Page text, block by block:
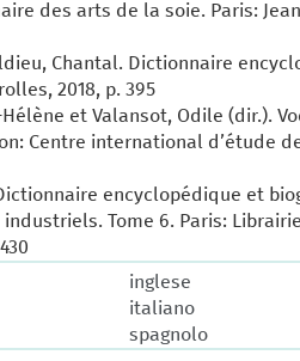
des arts de la soie. Paris:
Chantal. Dictionnaire
2018, p. 395
Hélène et Valansot, Odile (dir.).
Centre international d’étude
Dictionnaire encyclopédique et
Tome 6. Paris:
inglese
italiano
spagnolo